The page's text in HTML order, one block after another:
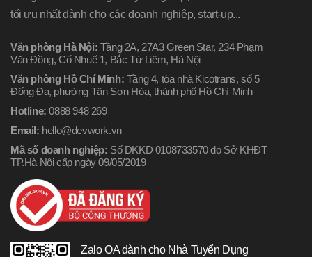
tối ưu nhất dành cho các doanh nghiệp, start-up...
Văn phòng Hà Nội: Tầng 2A, 27A3 Green Star, 234 Phạm
Văn Đồng, Cổ Nhuế 1, Bắc Từ Liêm, Hà Nội
Văn phòng Hồ Chí Minh: Tầng 4, tòa nhà Kicotrans, số 5
Đống Đa, phường Tân Sơn Hòa, thành phố Hồ Chí Minh
Hotline: 0888 948 269
Email: hello@devwork.vn
Mã số doanh nghiệp: Số DKKD 0108733570 do Sở KHĐT
TP.Hà Nội cấp ngày 09/05/2019
Zalo OA dành cho Nhà Tuyển Dụng